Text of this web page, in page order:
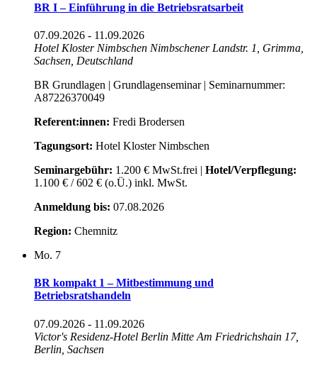
BR I – Einführung in die Betriebsratsarbeit
07.09.2026 - 11.09.2026
Hotel Kloster Nimbschen Nimbschener Landstr. 1, Grimma,
Sachsen, Deutschland
BR Grundlagen | Grundlagenseminar | Seminarnummer:
A87226370049
Referent:innen: Fredi Brodersen
Tagungsort: Hotel Kloster Nimbschen
Seminargebühr: 1.200 € MwSt.frei | Hotel/Verpflegung:
1.100 € / 602 € (o.Ü.) inkl. MwSt.
Anmeldung bis: 07.08.2026
Region: Chemnitz
Mo. 7
BR kompakt 1 – Mitbestimmung und
Betriebsratshandeln
07.09.2026 - 11.09.2026
Victor's Residenz-Hotel Berlin Mitte Am Friedrichshain 17,
Berlin, Sachsen